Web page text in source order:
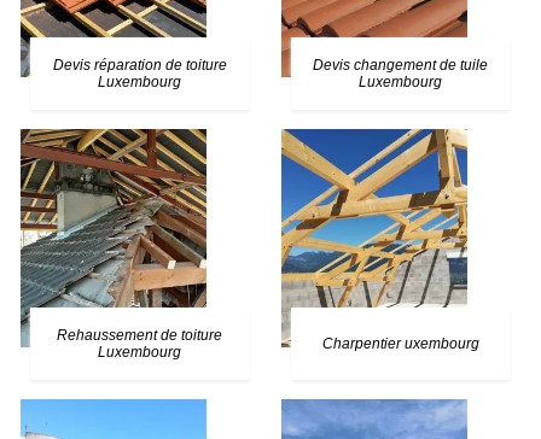
Devis réparation de toiture
Luxembourg
Devis changement de tuile
Luxembourg
Rehaussement de toiture
Luxembourg
Charpentier uxembourg